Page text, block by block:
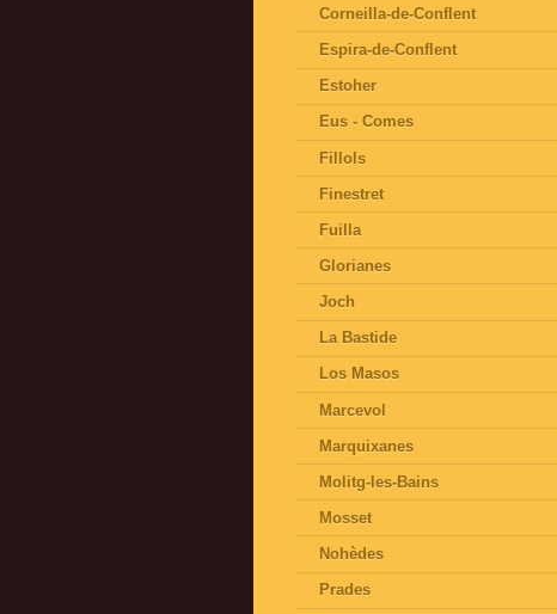
Corneilla-de-Conflent
Espira-de-Conflent
Estoher
Eus - Comes
Fillols
Finestret
Fuilla
Glorianes
Joch
La Bastide
Los Masos
Marcevol
Marquixanes
Molitg-les-Bains
Mosset
Nohèdes
Prades